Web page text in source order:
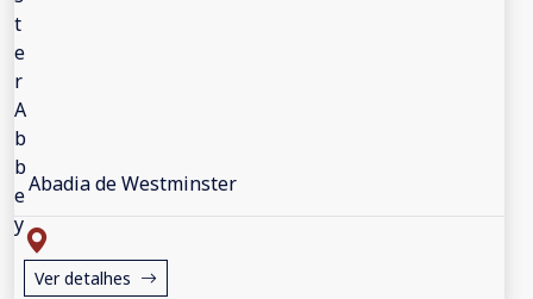
Abadia de Westminster
Ver detalhes